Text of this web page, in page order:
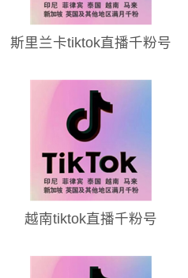
斯里兰卡tiktok直播千粉号
越南tiktok直播千粉号